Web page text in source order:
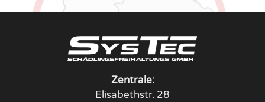
Zentrale:
Elisabethstr. 28